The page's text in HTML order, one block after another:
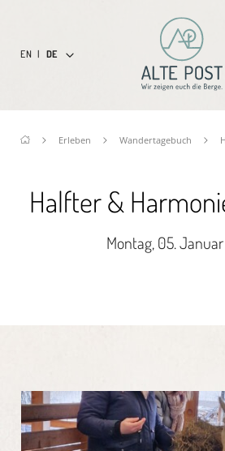
EN | DE
Erleben Wandertagebuch
Halfter &
Montag, 05.